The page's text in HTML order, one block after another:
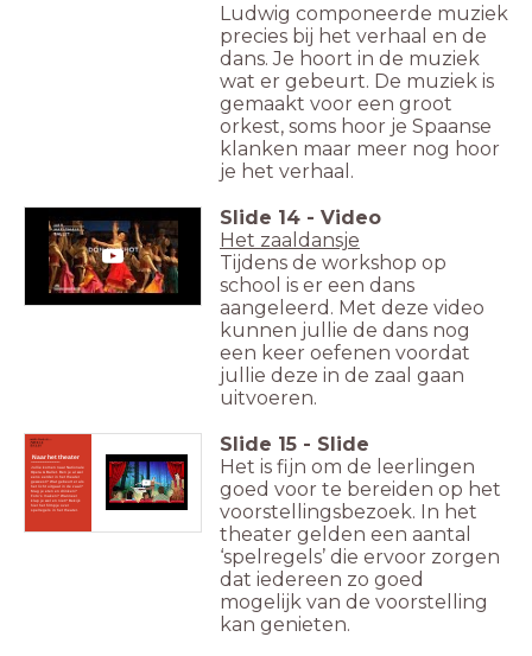
Ludwig componeerde muziek
precies bij het verhaal en de
dans. Je hoort in de muziek
wat er gebeurt. De muziek is
gemaakt voor een groot
orkest, soms hoor je Spaanse
klanken maar meer nog hoor
je het verhaal.
Slide 14 - Video
Het zaaldansje
Tijdens de workshop op
school is er een dans
aangeleerd. Met deze video
kunnen jullie de dans nog
een keer oefenen voordat
jullie deze in de zaal gaan
uitvoeren.
Naar het theater
Jullie komen naar Nationale
Opera & Ballet. Ben je al wel
eens eerder in het theater
geweest? Wat gebeurt er als
het licht uitgaat in de zaal?
Mag je eten en drinken?
Foto's maken?Wanneer
klap je wel en niet? Bekijk
hier het filmpje over
spelregels in het theater.
____________
Slide 15 - Slide
Het is fijn om de leerlingen
goed voor te bereiden op het
voorstellingsbezoek. In het
theater gelden een aantal
‘spelregels’ die ervoor zorgen
dat iedereen zo goed
mogelijk van de voorstelling
kan genieten.